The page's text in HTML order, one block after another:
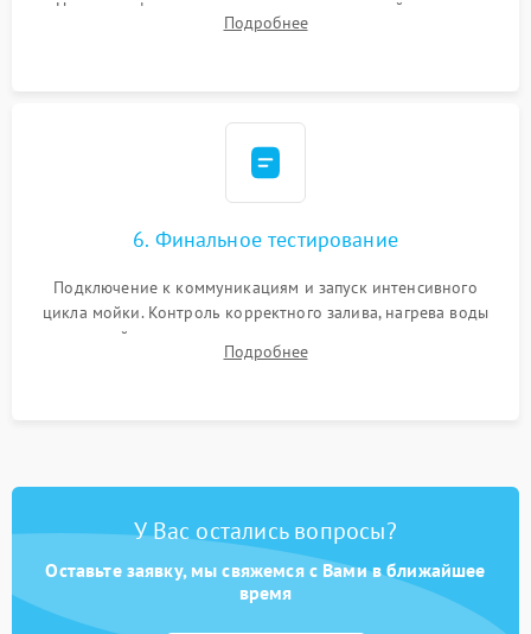
Надежная фиксация хомутов гидравлической системы,
сборка корпуса и установка датчика поплавка.
Подробнее
6. Финальное тестирование
Подключение к коммуникациям и запуск интенсивного
цикла мойки. Контроль корректного залива, нагрева воды
до нужной температуры, отсутствия посторонних шумов,
штатного слива и абсолютной сухости в поддоне.
Подробнее
У Вас остались вопросы?
Оставьте заявку, мы свяжемся с Вами в ближайшее
время